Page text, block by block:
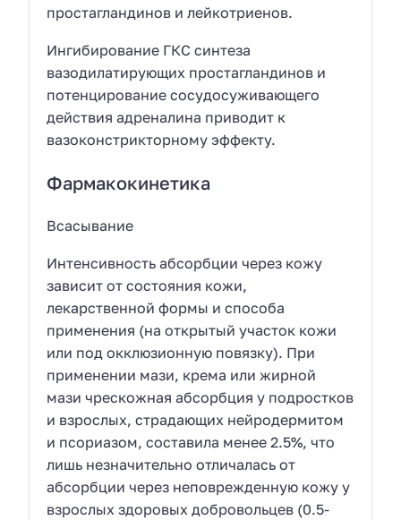
простагландинов и лейкотриенов.
Ингибирование ГКС синтеза
вазодилатирующих простагландинов и
потенцирование сосудосуживающего
действия адреналина приводит к
вазоконстрикторному эффекту.
Фармакокинетика
Всасывание
Интенсивность абсорбции через кожу
зависит от состояния кожи,
лекарственной формы и способа
применения (на открытый участок кожи
или под окклюзионную повязку). При
применении мази, крема или жирной
мази чрескожная абсорбция у подростков
и взрослых, страдающих нейродермитом
и псориазом, составила менее 2.5%, что
лишь незначительно отличалась от
абсорбции через неповрежденную кожу у
взрослых здоровых добровольцев (0.5-